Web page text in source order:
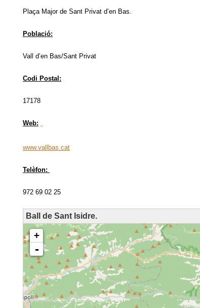
Plaça Major de Sant Privat d’en Bas.
Població:
Vall d’en Bas/Sant Privat
Codi Postal:
17178
Web:
www.vallbas.cat
Telèfon:
972 69 02 25
Ball de Sant Isidre.
loading map - please wait...
+
-